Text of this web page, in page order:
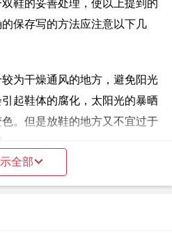
鞋的妥善处理，使以上提到的
保存写的方法应注意以下几
为干燥通风的地方，避免阳光
起鞋体的腐化，太阳光的暴晒
。但是放鞋的地方又不宜过于
在鞋内塞上柔软的纸团，这样
形的固定，不至于在使用过后
全部